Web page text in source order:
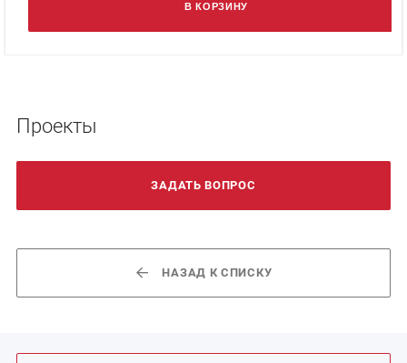
В КОРЗИНУ
Проекты
ЗАДАТЬ ВОПРОС
НАЗАД К СПИСКУ